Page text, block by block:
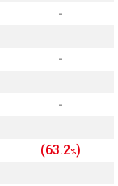
-
-
-
(63.2%)